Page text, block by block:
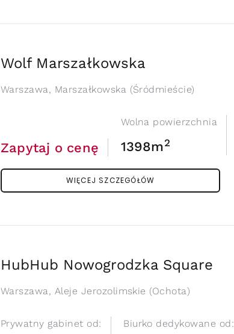
Wolf Marszałkowska
Warszawa, Marszałkowska (Śródmieście)
Zapytaj o cenę
Wolna powierzchnia
1398m2
WIĘCEJ SZCZEGÓŁÓW
HubHub Nowogrodzka Square
Warszawa, Aleje Jerozolimskie (Ochota)
Prywatny gabinet od: Biurko dedykowane od: